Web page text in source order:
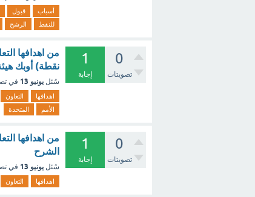
أسباب قبول
للنفط
الرشح
0
تصويتات
1
إجابة
نقطة) أوبك
سُئل يونيو 13 في
اهدافها التعاون
الأمم
المتحدة
0
تصويتات
1
إجابة
من اهدافها
الشرح
سُئل يونيو 13 في
اهدافها التعاون